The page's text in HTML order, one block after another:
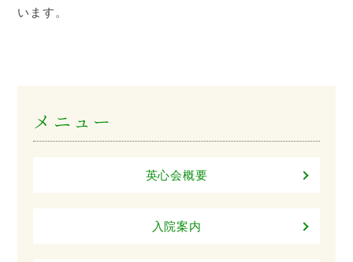
います。
メニュー
英心会概要
入院案内